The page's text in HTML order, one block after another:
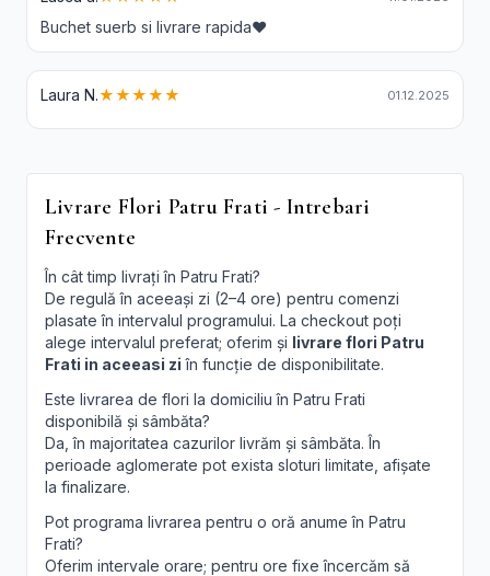
Buchet suerb si livrare rapida❤️
Laura N.★★★★★ 01.12.2025
Livrare Flori Patru Frati - Intrebari
Frecvente
În cât timp livrați în Patru Frati?
De regulă în aceeași zi (2–4 ore) pentru comenzi
plasate în intervalul programului. La checkout poți
alege intervalul preferat; oferim și livrare flori Patru
Frati in aceeasi zi în funcție de disponibilitate.
Este livrarea de flori la domiciliu în Patru Frati
disponibilă și sâmbăta?
Da, în majoritatea cazurilor livrăm și sâmbăta. În
perioade aglomerate pot exista sloturi limitate, afișate
la finalizare.
Pot programa livrarea pentru o oră anume în Patru
Frati?
Oferim intervale orare; pentru ore fixe încercăm să